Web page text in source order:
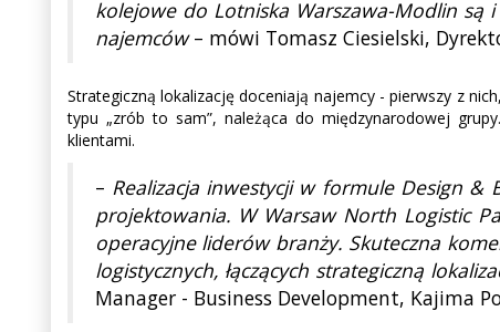
kolejowe do Lotniska Warszawa-Modlin są
najemców– mówi Tomasz Ciesielski,
Strategiczną lokalizację doceniają najemcy - pierwszy z
typu „zrób to sam”, należąca do międzynarodowej
klientami.
– Realizacja inwestycji w formule Design &
projektowania. W Warsaw North Logistic
operacyjne liderów branży. Skuteczna
logistycznych, łączących strategiczną
Manager - Business Development, Kajima